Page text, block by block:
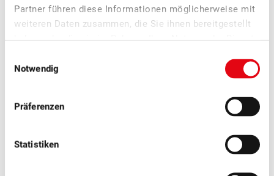
Partner führen diese Informationen möglicherweise mit
weiteren Daten zusammen, die Sie ihnen bereitgestellt
Notwendig
Präferenzen
Statistiken
08.07.2026 ■ Mostobst, Verarbeitung, Verband
Ende Juni standen der fachliche Austausch, neue Impulse
und die Vernetzung innerhalb der Branche im Zentrum.